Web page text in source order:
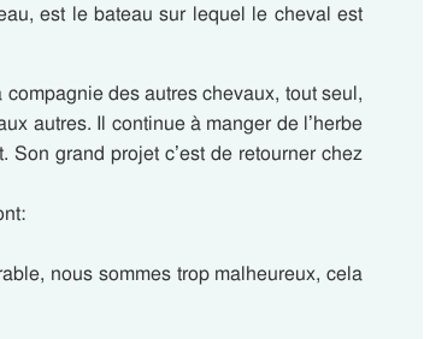
est le bateau sur lequel le cheval est
des autres chevaux, tout seul,
autres. Il continue à manger de l’herbe
grand projet c’est de retourner chez
nous sommes trop malheureux, cela